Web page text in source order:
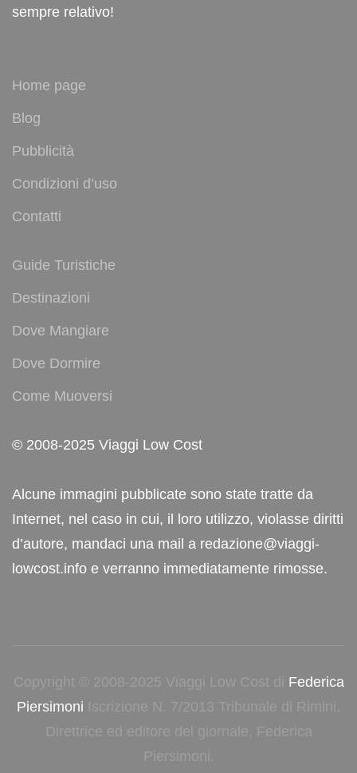
sempre relativo!
Home page
Blog
Pubblicità
Condizioni d’uso
Contatti
Guide Turistiche
Destinazioni
Dove Mangiare
Dove Dormire
Come Muoversi
© 2008-2025 Viaggi Low Cost
Alcune immagini pubblicate sono state tratte da
Internet, nel caso in cui, il loro utilizzo, violasse diritti
d’autore, mandaci una mail a redazione@viaggi-
lowcost.info e verranno immediatamente rimosse.
Copyright © 2008-2025 Viaggi Low Cost di Federica
Piersimoni Iscrizione N. 7/2013 Tribunale di Rimini.
Direttrice ed editore del giornale, Federica
Piersimoni.